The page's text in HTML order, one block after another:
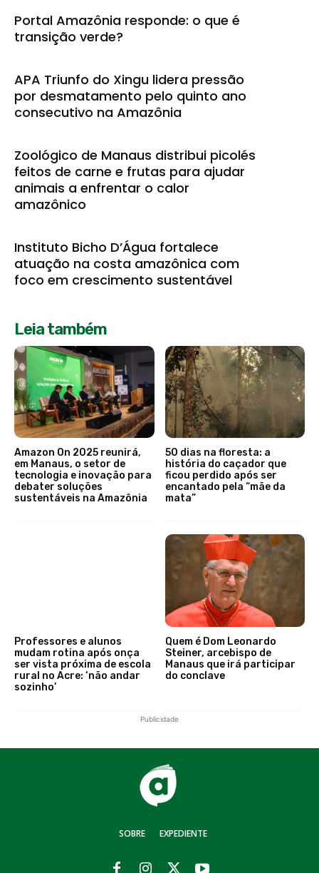
Portal Amazônia responde: o que é
transição verde?
APA Triunfo do Xingu lidera pressão
por desmatamento pelo quinto ano
consecutivo na Amazônia
Zoológico de Manaus distribui picolés
feitos de carne e frutas para ajudar
animais a enfrentar o calor
amazônico
Instituto Bicho D’Água fortalece
atuação na costa amazônica com
foco em crescimento sustentável
Leia também
Amazon On 2025 reunirá,
em Manaus, o setor de
tecnologia e inovação para
debater soluções
sustentáveis na Amazônia
50 dias na floresta: a
história do caçador que
ficou perdido após ser
encantado pela “mãe da
mata”
Professores e alunos
mudam rotina após onça
ser vista próxima de escola
rural no Acre: ‘não andar
sozinho’
Quem é Dom Leonardo
Steiner, arcebispo de
Manaus que irá participar
do conclave
Publicidade
SOBRE EXPEDIENTE